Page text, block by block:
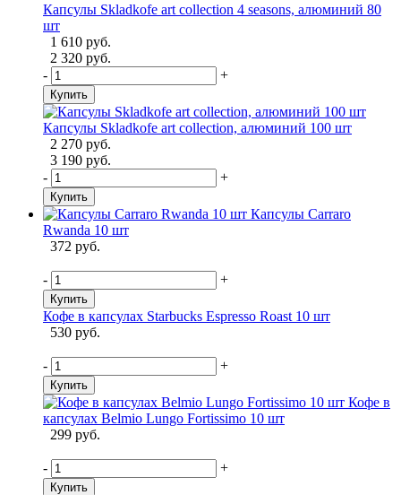
Капсулы Skladkofe art collection 4 seasons, алюминий 80
шт
1 610 руб.
2 320 руб.
-
+
Купить
Капсулы Skladkofe art collection, алюминий 100 шт
2 270 руб.
3 190 руб.
-
+
Купить
Капсулы Carraro
Rwanda 10 шт
372 руб.
- +
Купить
Кофе в капсулах Starbucks Espresso Roast 10 шт
530 руб.
- +
Купить
Кофе в
капсулах Belmio Lungo Fortissimo 10 шт
299 руб.
- +
Купить